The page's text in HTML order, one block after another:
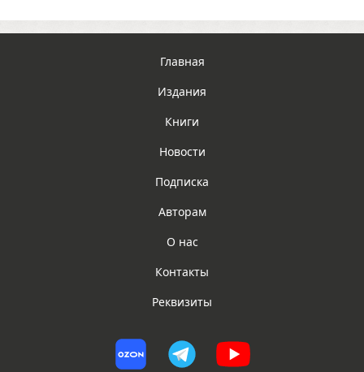
Главная
Издания
Книги
Новости
Подписка
Авторам
О нас
Контакты
Реквизиты